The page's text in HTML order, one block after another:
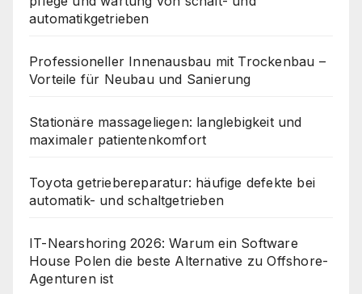
automatikgetrieben
Professioneller Innenausbau mit Trockenbau –
Vorteile für Neubau und Sanierung
Stationäre massageliegen: langlebigkeit und
maximaler patientenkomfort
Toyota getriebereparatur: häufige defekte bei
automatik- und schaltgetrieben
IT-Nearshoring 2026: Warum ein Software
House Polen die beste Alternative zu Offshore-
Agenturen ist